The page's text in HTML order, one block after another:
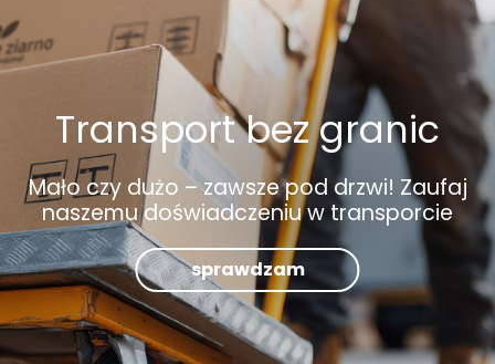
Transport bez granic
Mało czy dużo – zawsze pod drzwi! Zaufaj
naszemu doświadczeniu w transporcie
sprawdzam